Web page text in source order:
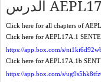
الدرس
Click here for all chapters of
Click here for AEPL17A.1
https://app.box.com/s/
Click here for AEPL17A.1b
https://app.box.com/s/